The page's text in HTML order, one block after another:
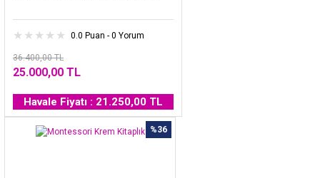
0.0 Puan - 0 Yorum
36.400,00 TL
25.000,00 TL
Havale Fiyatı : 21.250,00 TL
%36